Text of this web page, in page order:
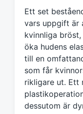
m
e
d
Ett set
vars uppgift är
kvinnliga
öka hudens
till en
som får
rikligare ut. Ett
dessutom är